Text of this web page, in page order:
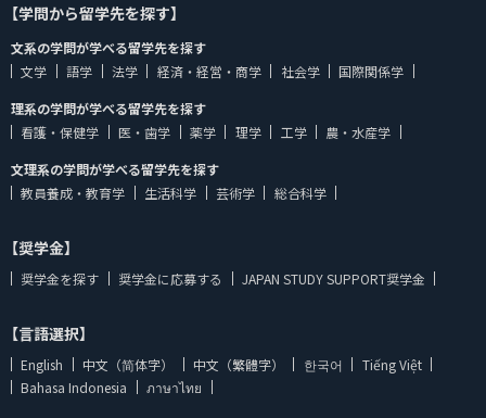
【学問から留学先を探す】
文系の学問が学べる留学先を探す
文学
語学 法学 経済・経営・商学 社会学
国際関係学
理系の学問が学べる留学先を探す
看護・保健学
医・歯学 薬学 理学 工学
農・水産学
文理系の学問が学べる留学先を探す
教員養成・教育学
生活科学 芸術学 総合科学
【奨学金】
奨学金を探す 奨学金に応募する JAPAN STUDY SUPPORT奨学金
【言語選択】
English 中文（简体字） 中文（繁體字） 한국어
Tiếng Việt
Bahasa Indonesia
ภาษาไทย